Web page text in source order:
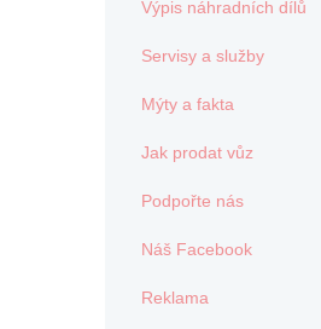
Výpis náhradních dílů
Servisy a služby
Mýty a fakta
Jak prodat vůz
Podpořte nás
Náš Facebook
Reklama